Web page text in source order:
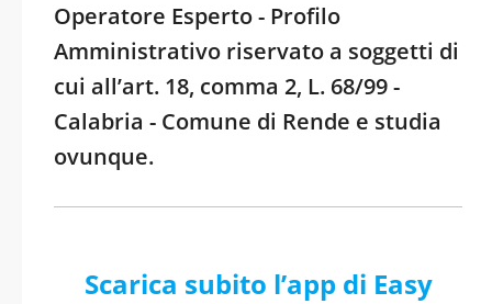
Operatore Esperto - Profilo
Amministrativo riservato a soggetti di
cui all’art. 18, comma 2, L. 68/99 -
Calabria - Comune di Rende e studia
ovunque.
Scarica subito l’app di Easy